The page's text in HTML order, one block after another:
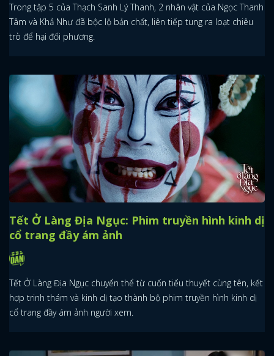
Trong tập 5 của Thạch Sanh Lý Thanh, 2 nhân vật của Ngọc Thanh
Tâm và Khả Như đã bộc lộ bản chất, liên tiếp tung ra loạt chiêu
trò để hại đối phương.
Tết Ở Làng Địa Ngục: Phim truyền hình kinh dị
cổ trang đầy ám ảnh
Tết Ở Làng Địa Ngục chuyển thể từ cuốn tiểu thuyết cùng tên, kết
hợp trinh thám và kinh dị tạo thành bộ phim truyền hình kinh dị
cổ trang đầy ám ảnh người xem.